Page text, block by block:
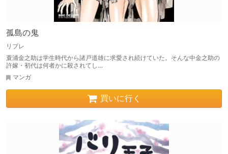
孤島の鬼
リブレ
蓑浦金之助は学生時代から諸戸道雄に求愛され続けていた。そんな中金之助の
許嫁・初代は何者かに殺されてし…
マンガ
買いに行く